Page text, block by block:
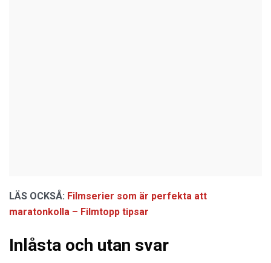
LÄS OCKSÅ: Filmserier som är perfekta att
maratonkolla – Filmtopp tipsar
Inlåsta och utan svar